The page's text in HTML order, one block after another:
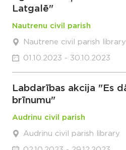
Latgalē"
Nautrenu civil parish
Nautrene civil parish library
01.10.2023 - 30.10.2023
Labdarības akcija "Es
brīnumu"
Audrinu civil parish
Audrinu civil parish library